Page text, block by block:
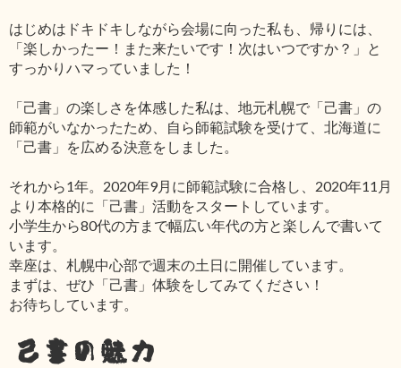
はじめはドキドキしながら会場に向った私も、帰りには、
「楽しかったー！また来たいです！次はいつですか？」と
すっかりハマっていました！
「己書」の楽しさを体感した私は、地元札幌で「己書」の
師範がいなかったため、自ら師範試験を受けて、北海道に
「己書」を広める決意をしました。
それから1年。2020年9月に師範試験に合格し、2020年11月
より本格的に「己書」活動をスタートしています。
小学生から80代の方まで幅広い年代の方と楽しんで書いて
います。
幸座は、札幌中心部で週末の土日に開催しています。
まずは、ぜひ「己書」体験をしてみてください！
お待ちしています。
己書の魅力